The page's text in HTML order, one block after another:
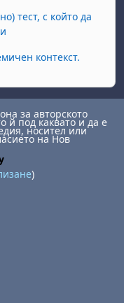
тест, с който да
контекст.
за авторското
й под каквато и да е
носител или
на Нов
)